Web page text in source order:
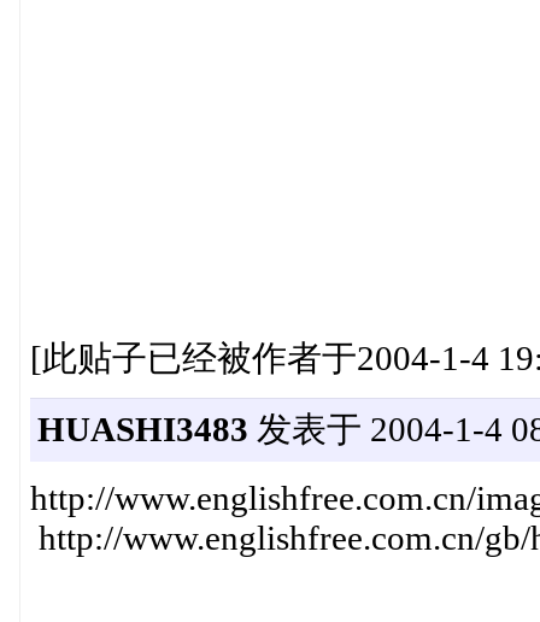
[此贴子已经被作者于2004-1-4
HUASHI3483 发表于 2004-1-4
http://www.englishfree.com.cn/
http://www.englishfree.com.cn/gb/